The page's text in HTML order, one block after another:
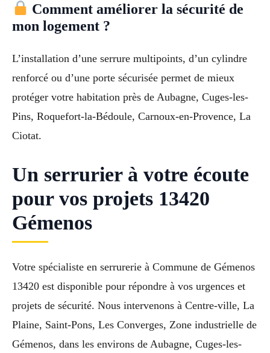
Comment améliorer la sécurité de
mon logement ?
L’installation d’une serrure multipoints, d’un cylindre
renforcé ou d’une porte sécurisée permet de mieux
protéger votre habitation près de Aubagne, Cuges-les-
Pins, Roquefort-la-Bédoule, Carnoux-en-Provence, La
Ciotat.
Un serrurier à votre écoute
pour vos projets 13420
Gémenos
Votre spécialiste en serrurerie à Commune de Gémenos
13420 est disponible pour répondre à vos urgences et
projets de sécurité. Nous intervenons à Centre-ville, La
Plaine, Saint-Pons, Les Converges, Zone industrielle de
Gémenos, dans les environs de Aubagne, Cuges-les-